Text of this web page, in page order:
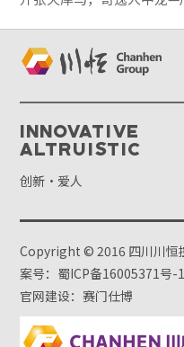
Innovative
Altruistic
创新·爱人
Copyright © 2016 四川川恒
案号：蜀ICP备16005371号-1
官网建设：赛门仕博